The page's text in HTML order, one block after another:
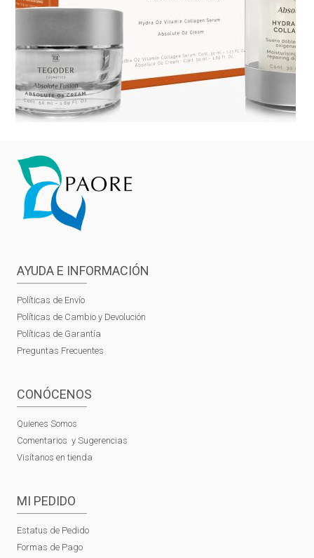
AYUDA E INFORMACIÓN
Políticas de Envío
Políticas de Cambio y Devolución
Políticas de Garantía
Preguntas Frecuentes
CONÓCENOS
Quienes Somos
Comentarios y Sugerencias
Visítanos en tienda
MI PEDIDO
Estatus de Pedido
Formas de Pago